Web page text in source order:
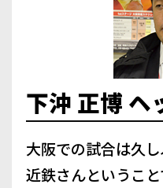
下沖 正博 ヘ
大阪での試合は久
近鉄さんというこ